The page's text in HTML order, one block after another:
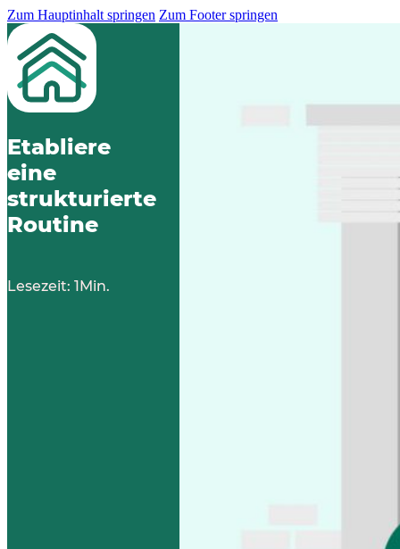
Zum Hauptinhalt springen Zum Footer springen
Etabliere
eine
strukturierte
Routine
Lesezeit: 1Min.